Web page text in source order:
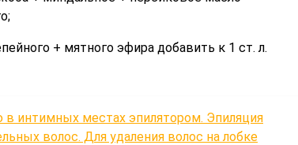
+ мятного эфира добавить к 1 ст. л.
в интимных местах эпилятором. Эпиляция
волос. Для удаления волос на лобке